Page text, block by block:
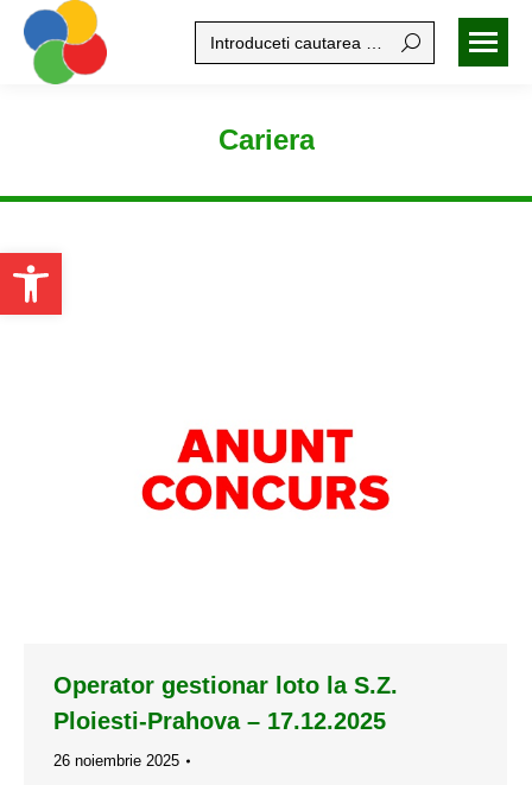
Open toolbar
Search:
Cariera
Operator gestionar loto la S.Z.
Ploiesti-Prahova – 17.12.2025
26 noiembrie 2025